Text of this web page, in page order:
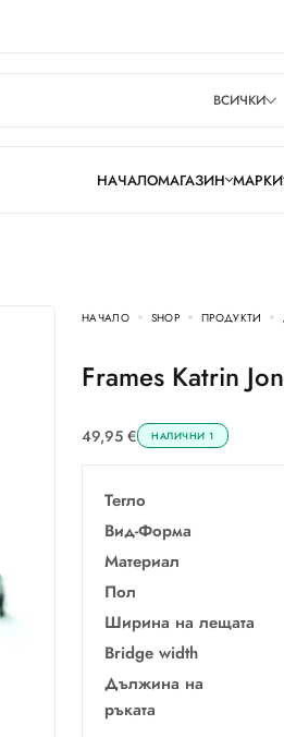
ВСИЧКИ
НАЧАЛОМАГАЗИН МАРКИ
НАЧАЛО SHOP ПРОДУКТИ
Frames Katrin
49,95 € НАЛИЧНИ 1
Тегло
Вид-Форма
Материал
Пол
Ширина на лещата
Bridge width
Дължина на
ръката